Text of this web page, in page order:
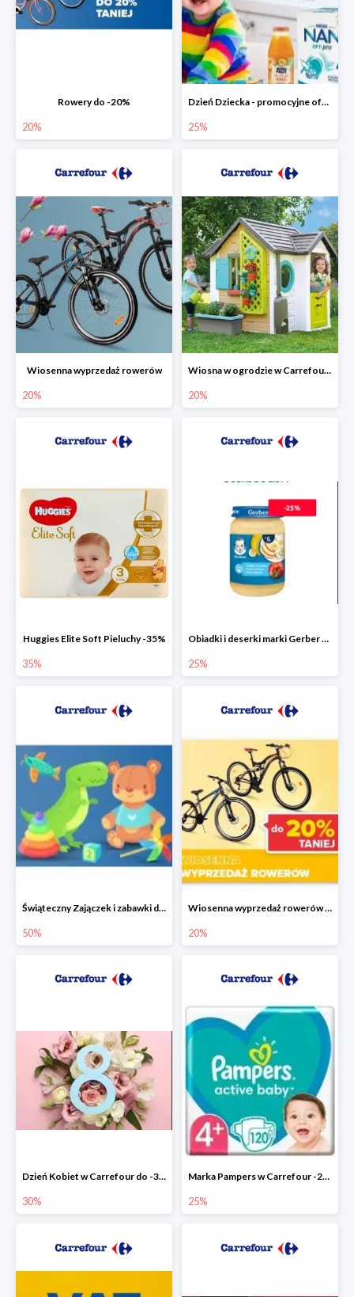
Rowery do -20%
20%
Dzień Dziecka - promocyjne oferty dla najmłodszych
25%
Wiosenna wyprzedaż rowerów
20%
Wiosna w ogrodzie w Carrefourze do -20%
20%
Huggies Elite Soft Pieluchy -35%
35%
Obiadki i deserki marki Gerber do -25%
25%
Świąteczny Zajączek i zabawki do -50% mniej
50%
Wiosenna wyprzedaż rowerów w Carrefour do -20%
20%
Dzień Kobiet w Carrefour do -30%
30%
Marka Pampers w Carrefour -25%
25%